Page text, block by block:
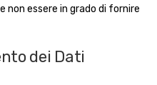
non essere in grado di fornire
dei Dati